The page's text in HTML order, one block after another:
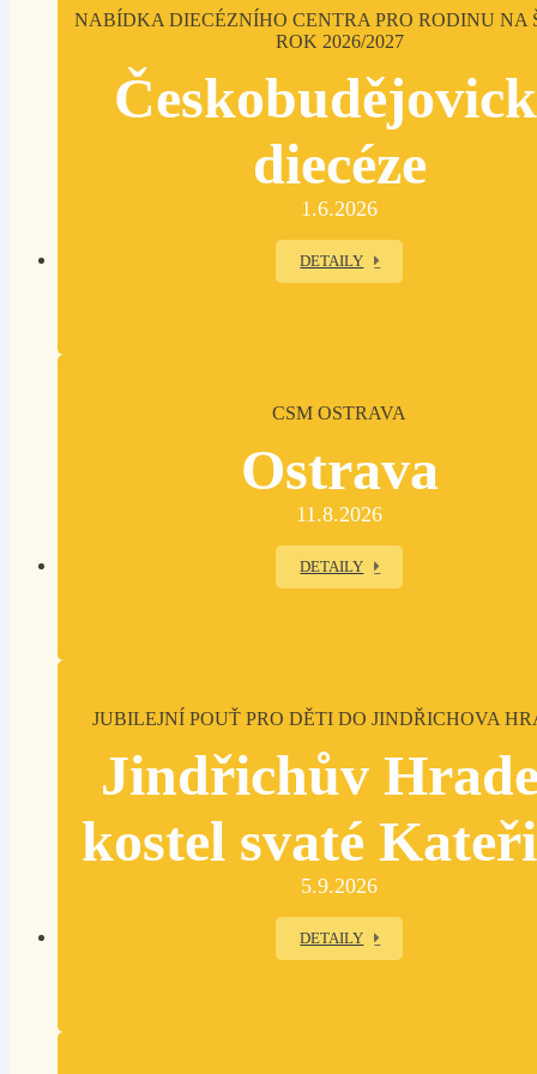
NABÍDKA DIECÉZNÍHO CENTRA PRO RODINU NA
ROK 2026/2027
diecéze
1.6.2026
DETAILY
CSM OSTRAVA
Ostrava
11.8.2026
DETAILY
JUBILEJNÍ POUŤ PRO DĚTI DO JINDŘICHOVA
Jindřichův
kostel svaté
5.9.2026
DETAILY